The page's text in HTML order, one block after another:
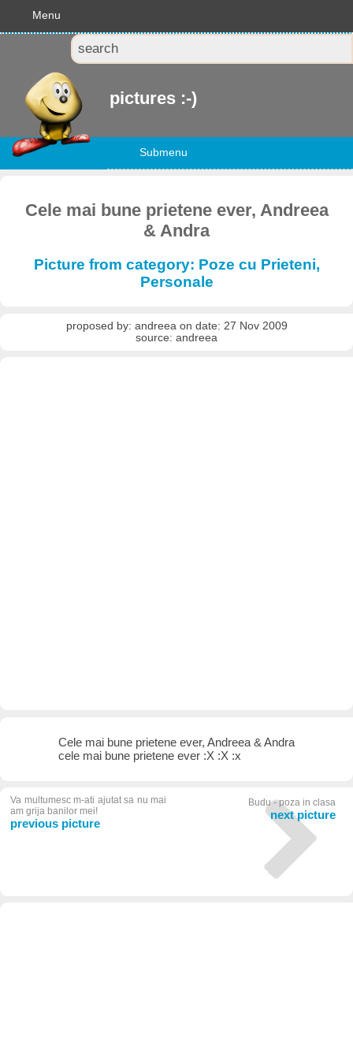
Menu
pictures :-)
Submenu
Cele mai bune prietene ever, Andreea
& Andra
Picture from category: Poze cu Prieteni,
Personale
proposed by: andreea on date: 27 Nov 2009
source: andreea
Cele mai bune prietene ever, Andreea & Andra
cele mai bune prietene ever :X :X :x
Va multumesc m-ati ajutat sa nu mai
am grija banilor mei!
previous picture
Budu - poza in clasa
next picture